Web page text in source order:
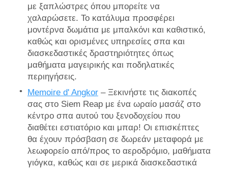
με ξαπλώστρες όπου μπορείτε να
χαλαρώσετε. Το κατάλυμα προσφέρει
μοντέρνα δωμάτια με μπαλκόνι και καθιστικό,
καθώς και ορισμένες υπηρεσίες σπα και
διασκεδαστικές δραστηριότητες όπως
μαθήματα μαγειρικής και ποδηλατικές
περιηγήσεις.
Memoire d' Angkor– Ξεκινήστε τις διακοπές
σας στο Siem Reap με ένα ωραίο μασάζ στο
κέντρο σπα αυτού του ξενοδοχείου που
διαθέτει εστιατόριο και μπαρ! Οι επισκέπτες
θα έχουν πρόσβαση σε δωρεάν μεταφορά με
λεωφορείο από/προς το αεροδρόμιο, μαθήματα
γιόγκα, καθώς και σε μερικά διασκεδαστικά